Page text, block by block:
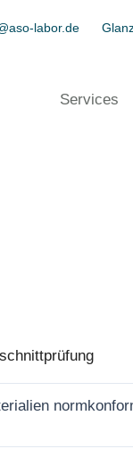
labor.de
Services